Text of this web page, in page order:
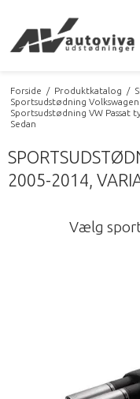
Forside / Produktkatalog /
Sportsudstødning Volkswagen
Sportsudstødning VW Passat
Sedan
2005-2014,
Vælg